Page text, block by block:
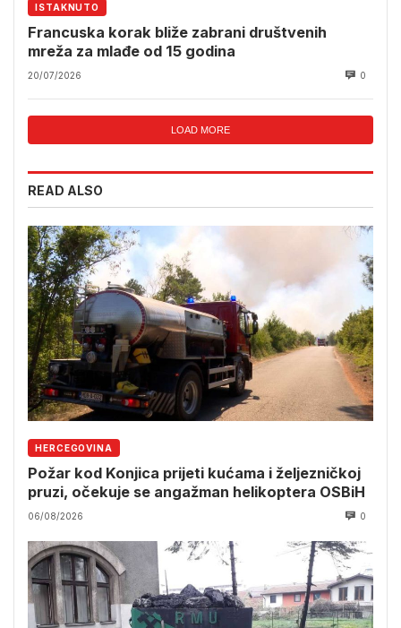
ISTAKNUTO
Francuska korak bliže zabrani društvenih
mreža za mlađe od 15 godina
20/07/2026 0
LOAD MORE
READ ALSO
HERCEGOVINA
Požar kod Konjica prijeti kućama i željezničkoj
pruzi, očekuje se angažman helikoptera OSBiH
06/08/2026 0